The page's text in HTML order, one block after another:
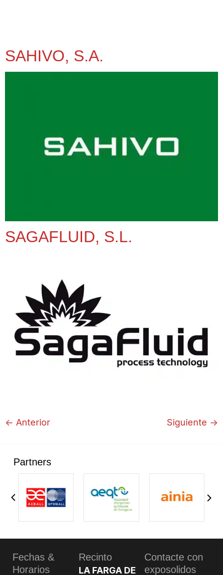
SAHIVO, S.A.
SAGAFLUID, S.L.
← Anterior Siguiente →
Partners
Fechas &
Horarios
Recinto
LA FARGA DE
Contacte con
exposolidos